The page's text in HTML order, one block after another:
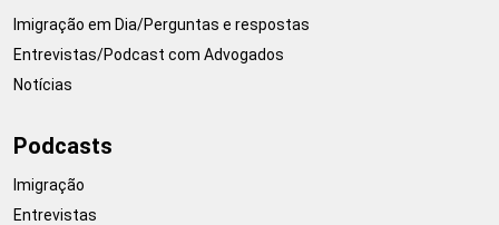
Imigração em Dia/Perguntas e respostas
Entrevistas/Podcast com Advogados
Notícias
Podcasts
Imigração
Entrevistas